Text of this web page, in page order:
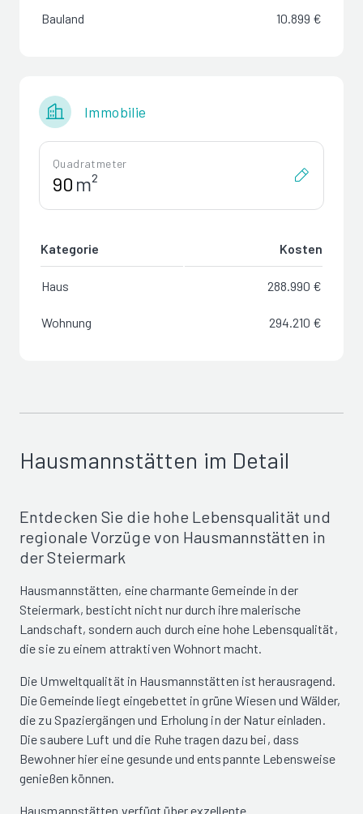
Bauland 10.899 €
Immobilie
Quadratmeter
m²
Kategorie Kosten
Haus 288.990 €
Wohnung 294.210 €
Hausmannstätten im Detail
Entdecken Sie die hohe Lebensqualität und
regionale Vorzüge von Hausmannstätten in
der Steiermark
Hausmannstätten, eine charmante Gemeinde in der
Steiermark, besticht nicht nur durch ihre malerische
Landschaft, sondern auch durch eine hohe Lebensqualität,
die sie zu einem attraktiven Wohnort macht.
Die Umweltqualität in Hausmannstätten ist herausragend.
Die Gemeinde liegt eingebettet in grüne Wiesen und Wälder,
die zu Spaziergängen und Erholung in der Natur einladen.
Die saubere Luft und die Ruhe tragen dazu bei, dass
Bewohner hier eine gesunde und entspannte Lebensweise
genießen können.
Hausmannstätten verfügt über exzellente